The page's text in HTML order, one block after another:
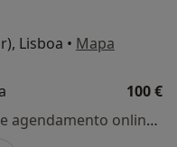
Lisboa • Mapa
100 €
Esse especialista não oferece agendamento online para esse endereço.